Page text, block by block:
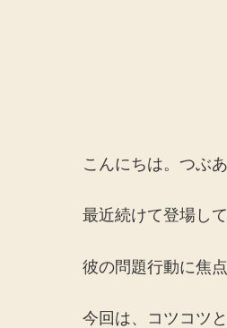
こんにちは。つぶあ
最近続けて登場し
彼の問題行動に焦
今回は、コツコツ